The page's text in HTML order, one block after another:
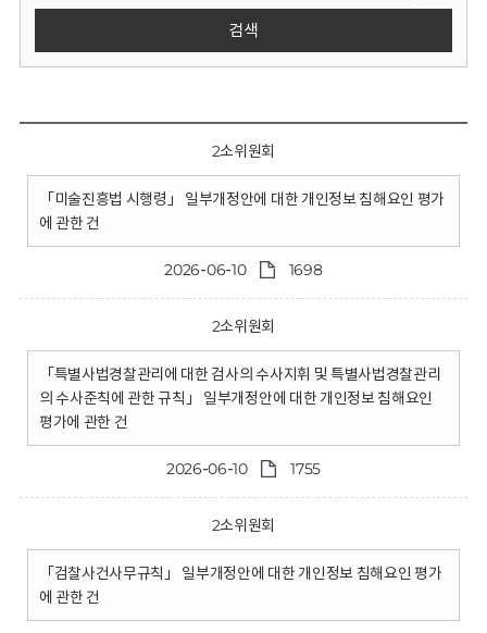
검색
2소위원회
「미술진흥법 시행령」 일부개정안에 대한 개인정보 침해요인 평가
에 관한 건
2026-06-10 1698
2소위원회
「특별사법경찰관리에 대한 검사의 수사지휘 및 특별사법경찰관리
의 수사준칙에 관한 규칙」 일부개정안에 대한 개인정보 침해요인
평가에 관한 건
2026-06-10 1755
2소위원회
「검찰사건사무규칙」 일부개정안에 대한 개인정보 침해요인 평가
에 관한 건